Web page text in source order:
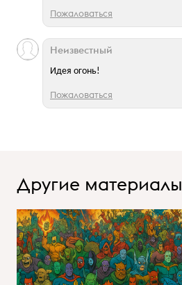
Пожаловаться
Идея огонь!
Неизвестный
Пожаловаться
Другие материалы